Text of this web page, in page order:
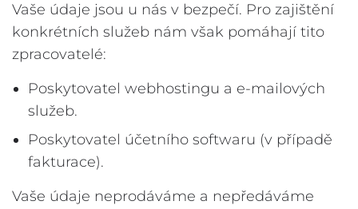
Vaše údaje jsou u nás v bezpečí. Pro zajištění
konkrétních služeb nám však pomáhají tito
zpracovatelé:
Poskytovatel webhostingu a e-mailových
služeb.
Poskytovatel účetního softwaru (v případě
fakturace).
Vaše údaje neprodáváme a nepředáváme